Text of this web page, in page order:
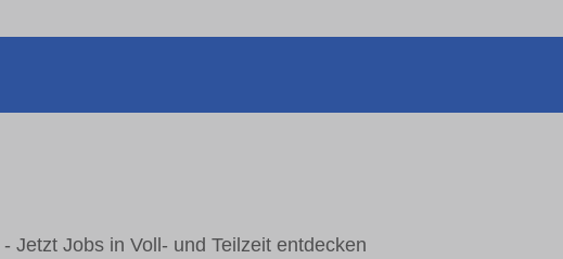
Jetzt Jobs in Voll- und Teilzeit entdecken